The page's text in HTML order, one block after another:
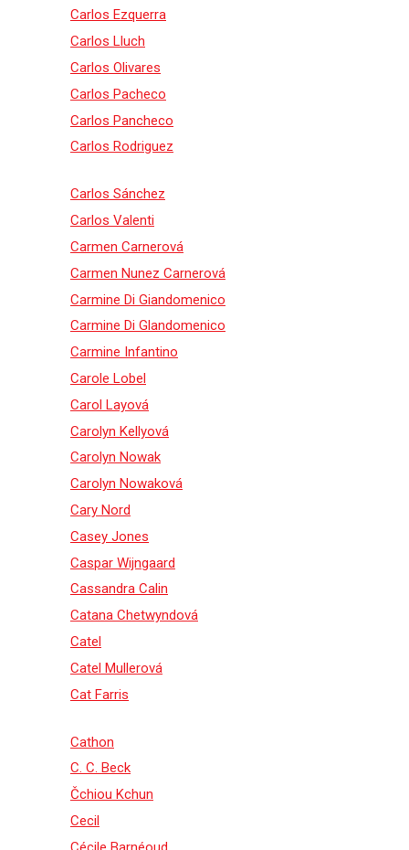
Carlos Ezquerra
Carlos Lluch
Carlos Olivares
Carlos Pacheco
Carlos Pancheco
Carlos Rodriguez
Carlos Sánchez
Carlos Valenti
Carmen Carnerová
Carmen Nunez Carnerová
Carmine Di Giandomenico
Carmine Di Glandomenico
Carmine Infantino
Carole Lobel
Carol Layová
Carolyn Kellyová
Carolyn Nowak
Carolyn Nowaková
Cary Nord
Casey Jones
Caspar Wijngaard
Cassandra Calin
Catana Chetwyndová
Catel
Catel Mullerová
Cat Farris
Cathon
C. C. Beck
Čchiou Kchun
Cecil